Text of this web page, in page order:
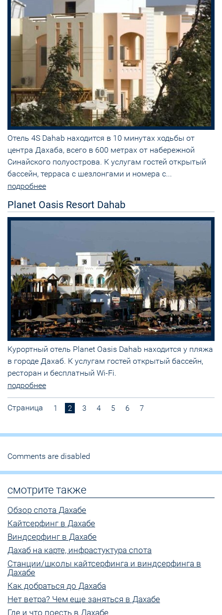
Отель 4S Dahab находится в 10 минутах ходьбы от
центра Дахаба, всего в 600 метрах от набережной
Синайского полуострова. К услугам гостей открытый
бассейн, терраса с шезлонгами и номера с...
подробнее
Planet Oasis Resort Dahab
Курортный отель Planet Oasis Dahab находится у пляжа
в городе Дахаб. К услугам гостей открытый бассейн,
ресторан и бесплатный Wi-Fi.
подробнее
Страница 1 2 3 4 5 6 7
Comments are disabled
смотрите также
Обзор спота Дахабе
Кайтсерфинг в Дахабе
Виндсерфинг в Дахабе
Дахаб на карте, инфрастуктура спота
Станции/школы кайтсерфинга и виндсерфинга в
Дахабе
Как добраться до Дахаба
Нет ветра? Чем еще заняться в Дахабе
Где и что поесть в Дахабе